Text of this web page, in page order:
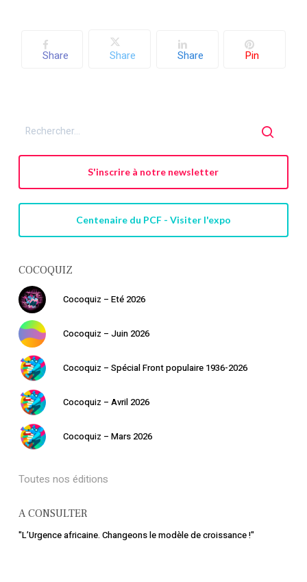
Share Share Share Pin
S'inscrire à notre newsletter
Centenaire du PCF - Visiter l'expo
COCOQUIZ
Cocoquiz – Eté 2026
Cocoquiz – Juin 2026
Cocoquiz – Spécial Front populaire 1936-2026
Cocoquiz – Avril 2026
Cocoquiz – Mars 2026
Toutes nos éditions
A CONSULTER
"L’Urgence africaine. Changeons le modèle de croissance !"